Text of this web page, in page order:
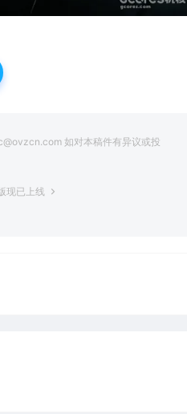
如对本稿件有异议或投
现已上线